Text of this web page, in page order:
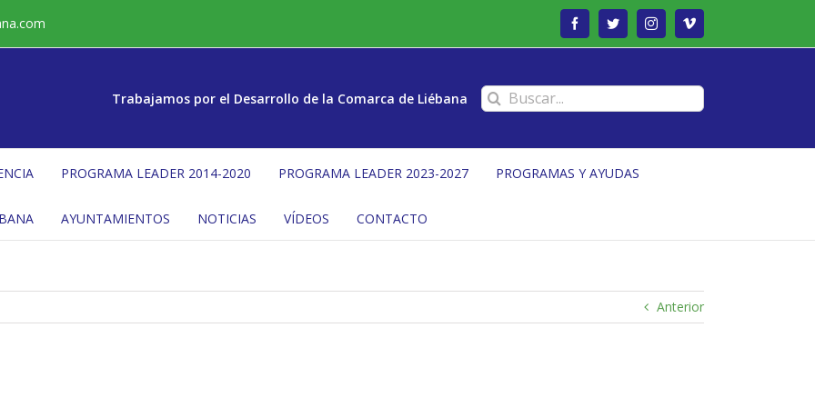
FacebookTwitterInstagramVimeo
Trabajamos por el Desarrollo de la Comarca de Liébana Buscar:
PROGRAMA LEADER 2014-2020 PROGRAMA LEADER 2023-2027 PROGRAMAS Y AYUDAS
AYUNTAMIENTOS NOTICIAS VÍDEOS CONTACTO
Anterior